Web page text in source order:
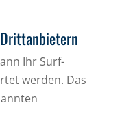
Ihr Surf-
werden. Das